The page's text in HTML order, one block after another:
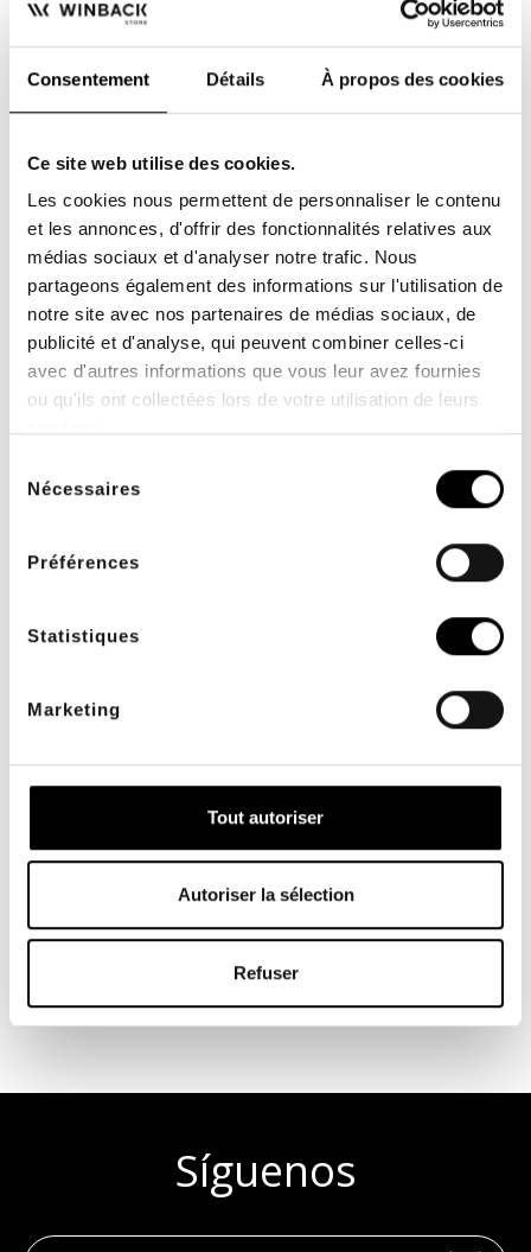
Consentement Détails À propos des cookies
Ce site web utilise des cookies.
Les cookies nous permettent de personnaliser le contenu
et les annonces, d'offrir des fonctionnalités relatives aux
médias sociaux et d'analyser notre trafic. Nous
partageons également des informations sur l'utilisation de
notre site avec nos partenaires de médias sociaux, de
publicité et d'analyse, qui peuvent combiner celles-ci
avec d'autres informations que vous leur avez fournies
ou qu'ils ont collectées lors de votre utilisation de leurs
Nécessaires
Préférences
Statistiques
Marketing
Tout autoriser
Autoriser la sélection
Refuser
Toalla 100% algodón blanco
FACILIDAD DE PAGO
para profesionales
ENVÍO GRATUITO
compras
viernes de 9 a 17 horas
MEDIOS DE PAGO
Visa, Mastercard,
cheque y más
Síguenos